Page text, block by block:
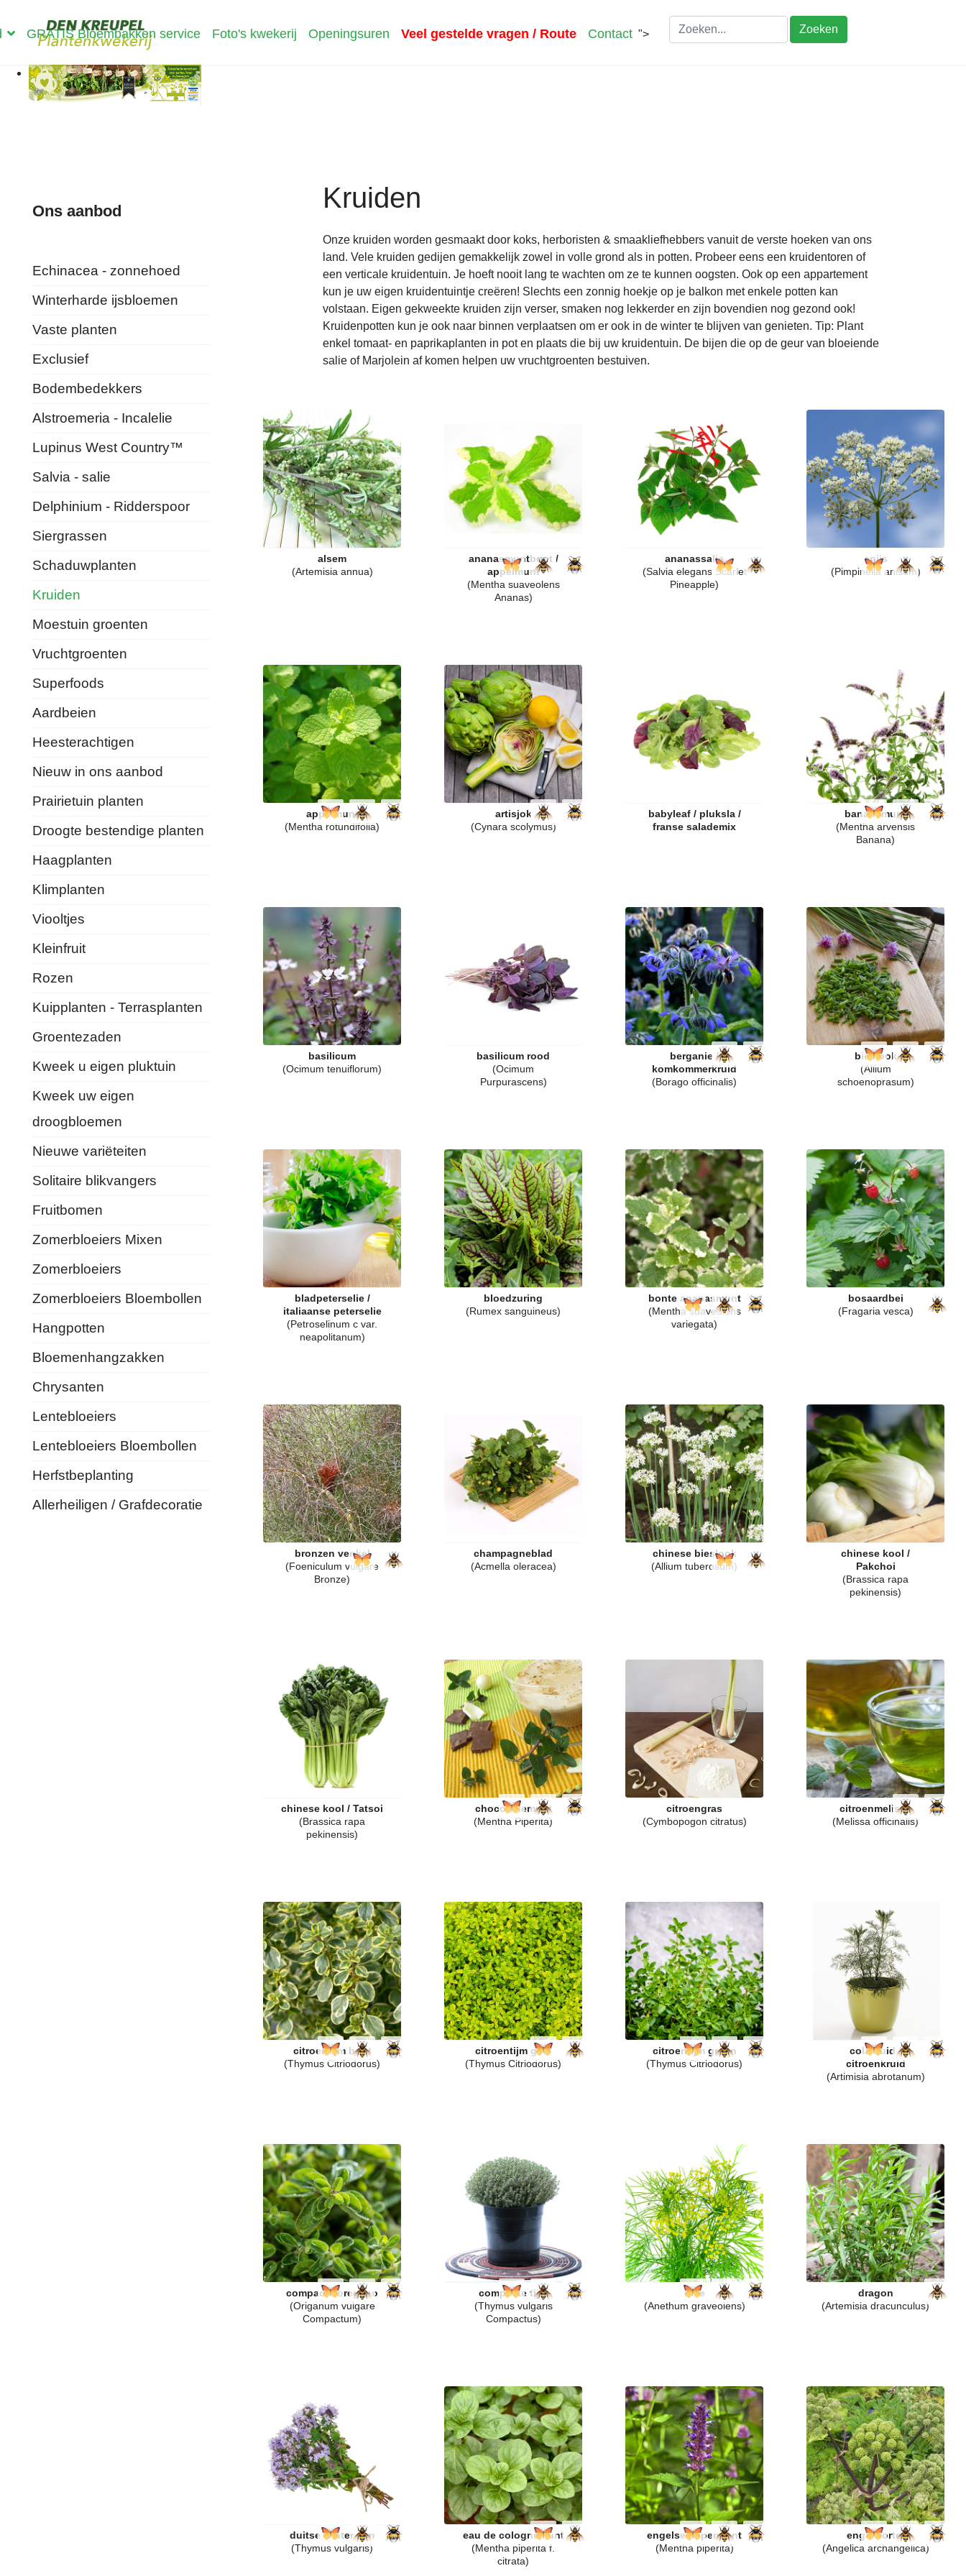
GRATIS Bloembakken service Foto's kwekerij Openingsuren Veel gestelde vragen / Route Contact "> Zoeken
Ons aanbod
Echinacea - zonnehoed
Winterharde ijsbloemen
Vaste planten
Exclusief
Bodembedekkers
Alstroemeria - Incalelie
Lupinus West Country™
Salvia - salie
Delphinium - Ridderspoor
Siergrassen
Schaduwplanten
Kruiden
Moestuin groenten
Vruchtgroenten
Superfoods
Aardbeien
Heesterachtigen
Nieuw in ons aanbod
Prairietuin planten
Droogte bestendige planten
Haagplanten
Klimplanten
Viooltjes
Kleinfruit
Rozen
Kuipplanten - Terrasplanten
Groentezaden
Kweek u eigen pluktuin
Kweek uw eigen
droogbloemen
Nieuwe variëteiten
Solitaire blikvangers
Fruitbomen
Zomerbloeiers Mixen
Zomerbloeiers
Zomerbloeiers Bloembollen
Hangpotten
Bloemenhangzakken
Chrysanten
Lentebloeiers
Lentebloeiers Bloembollen
Herfstbeplanting
Allerheiligen / Grafdecoratie
Kruiden
Onze kruiden worden gesmaakt door koks, herboristen & smaakliefhebbers vanuit de verste hoeken van ons
land. Vele kruiden gedijen gemakkelijk zowel in volle grond als in potten. Probeer eens een kruidentoren of
een verticale kruidentuin. Je hoeft nooit lang te wachten om ze te kunnen oogsten. Ook op een appartement
kun je uw eigen kruidentuintje creëren! Slechts een zonnig hoekje op je balkon met enkele potten kan
volstaan. Eigen gekweekte kruiden zijn verser, smaken nog lekkerder en zijn bovendien nog gezond ook!
Kruidenpotten kun je ook naar binnen verplaatsen om er ook in de winter te blijven van genieten. Tip: Plant
enkel tomaat-en paprikaplanten in pot en plaats die bij uw kruidentuin. De bijen die op de geur van bloeiende
salie of Marjolein af komen helpen uw vruchtgroenten bestuiven.
alsem
(Artemisia annua)
ananasmuntbont /
appelmunt
(Mentha suaveolens
Ananas)
ananassalie
(Salvia elegans Scarlet
Pineapple)
anijs
(Pimpinella anisum)
appelmunt
(Mentha rotundifolia)
artisjok
(Cynara scolymus)
babyleaf / pluksla /
franse salademix
bananemunt
(Mentha arvensis
Banana)
basilicum
(Ocimum tenuiflorum)
basilicum rood
(Ocimum
Purpurascens)
berganie /
komkommerkruid
(Borago officinalis)
bieslook
(Allium
schoenoprasum)
bladpeterselie /
italiaanse peterselie
(Petroselinum c var.
neapolitanum)
bloedzuring
(Rumex sanguineus)
bonte ananasmunt
(Mentha suaveolens
variegata)
bosaardbei
(Fragaria vesca)
bronzen venkel
(Foeniculum vulgare
Bronze)
champagneblad
(Acmella oleracea)
chinese bieslook
(Allium tuberosum)
chinese kool /
Pakchoi
(Brassica rapa
pekinensis)
chinese kool / Tatsoi
(Brassica rapa
pekinensis)
chocolademunt
(Mentha Piperita)
citroengras
(Cymbopogon citratus)
citroenmelisse
(Melissa officinalis)
citroentijm bont
(Thymus Citriodorus)
citroentijm geel
(Thymus Citriodorus)
citroentijm groen
(Thymus Citriodorus)
colakruid /
citroenkruid
(Artimisia abrotanum)
compacte oregano
(Origanum vulgare
Compactum)
compacte tijm
(Thymus vulgaris
Compactus)
dille
(Anethum graveolens)
dragon
(Artemisia dracunculus)
duitse winter tijm
(Thymus vulgaris)
eau de colognemunt
(Mentha piperita f.
citrata)
engelse pepermunt
(Mentha piperita)
engelwortel
(Angelica archangelica)